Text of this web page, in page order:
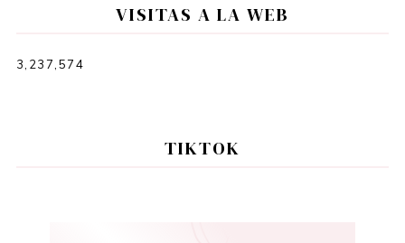
VISITAS A LA WEB
3,237,574
TIKTOK